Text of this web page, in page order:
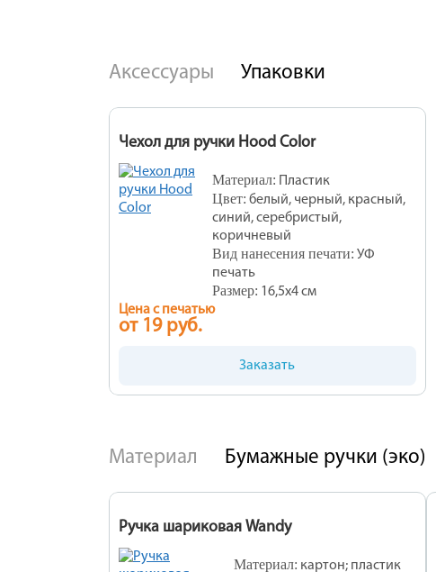
Аксессуары Упаковки
Чехол для ручки Hood Color
Материал: Пластик
Цвет: белый, черный, красный,
синий, серебристый,
коричневый
Вид нанесения печати: УФ
печать
Размер: 16,5х4 см
Цена с печатью
от 19 руб.
Заказать
Материал Бумажные ручки (эко)
Ручка шариковая Wandy
Материал: картон; пластик